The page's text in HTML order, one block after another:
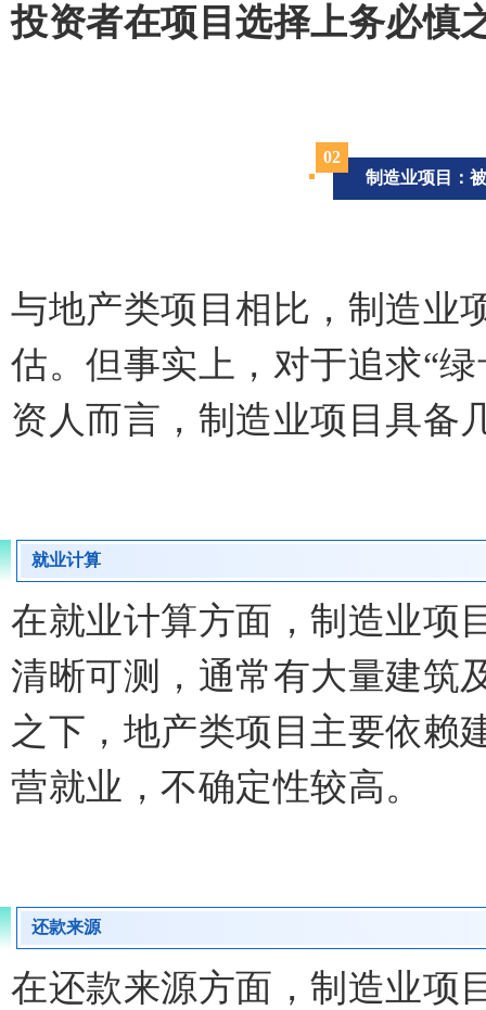
投资者在项目选择上务必慎
02
制造业项目：
与地产类项目相比，制造业
估。但事实上，对于追求“
资人而言，制造业项目具备
就业计算
在就业计算方面，制造业项
清晰可测，通常有大量建筑
之下，地产类项目主要依赖
营就业，不确定性较高。
还款来源
在还款来源方面，制造业项